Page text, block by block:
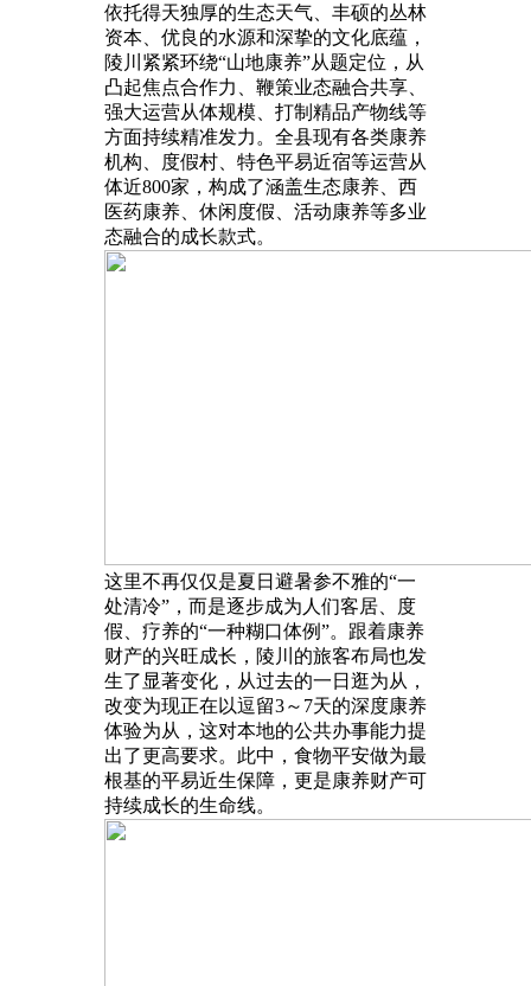
依托得天独厚的生态天气、丰硕的丛林
资本、优良的水源和深挚的文化底蕴，
陵川紧紧环绕“山地康养”从题定位，从
凸起焦点合作力、鞭策业态融合共享、
强大运营从体规模、打制精品产物线等
方面持续精准发力。全县现有各类康养
机构、度假村、特色平易近宿等运营从
体近800家，构成了涵盖生态康养、西
医药康养、休闲度假、活动康养等多业
态融合的成长款式。
这里不再仅仅是夏日避暑参不雅的“一
处清冷”，而是逐步成为人们客居、度
假、疗养的“一种糊口体例”。跟着康养
财产的兴旺成长，陵川的旅客布局也发
生了显著变化，从过去的一日逛为从，
改变为现正在以逗留3～7天的深度康养
体验为从，这对本地的公共办事能力提
出了更高要求。此中，食物平安做为最
根基的平易近生保障，更是康养财产可
持续成长的生命线。